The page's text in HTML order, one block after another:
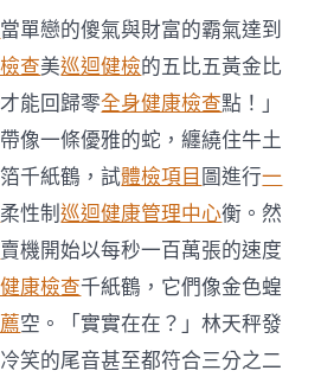
美
市
盤
前
反
復
聯
合
安
康
財
報
亮
眼
盤
當單戀的傻氣與財富的霸氣達到
查美巡迴健檢的五比五黃金比
能回歸零全身健康檢查點！」
像一條優雅的蛇，纏繞住牛土
千紙鶴，試體檢項目 圖進行一
柔性制巡迴健康管理中心衡。然
賣機開始以每秒一百萬張的速度
康檢查千紙鶴，它們像金色蝗
空。「實實在在？」林天秤發
笑的尾音甚至都符合三分之二